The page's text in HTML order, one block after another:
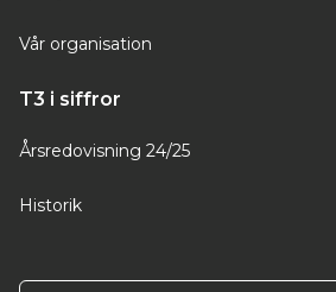
Vår organisation
T3 i siffror
Årsredovisning 24/25
Historik